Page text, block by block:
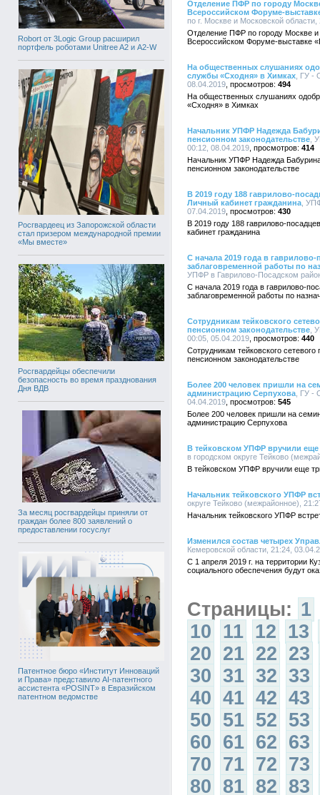
Robort от 3Logic Group расширил
портфель роботами Unitree A2 и A2-W
Росгвардеец из Запорожской области
стал призером международной премии
«Мы вместе»
Росгвардейцы обеспечили
безопасность во время празднования
Дня ВДВ
За месяц росгвардейцы приняли от
граждан более 800 заявлений о
предоставлении госуслуг
Патентное бюро «Институт Инноваций
и Права» представило AI-патентного
ассистента «POSINT» в Евразийском
патентном ведомстве
Отделение ПФР по городу
Всероссийском Форуме-
по г. Москве и Московской области,
Отделение ПФР по городу Москве
Всероссийском Форуме-выставке
На общественных слушаниях
службы «Сходня» в Химках , ГУ -
08.04.2019
494
На общественных слушаниях
«Сходня» в Химках
Начальник УПФР Надежда
пенсионном законодательстве ,
00:12, 08.04.2019
414
Начальник УПФР Надежда
пенсионном законодательстве
В 2019 году 188 гаврилово-
Личный кабинет гражданина ,
07.04.2019
430
В 2019 году 188 гаврилово-
кабинет гражданина
С начала 2019 года в
заблаговременной работы по
УПФР в Гаврилово-Посадском
С начала 2019 года в гаврилово-
заблаговременной работы по
Сотрудникам тейковского
пенсионном законодательстве ,
00:05, 05.04.2019
440
Сотрудникам тейковского
пенсионном законодательстве
Более 200 человек пришли на
администрацию Серпухова , ГУ -
04.04.2019
545
Более 200 человек пришли на
администрацию Серпухова
В тейковском УПФР вручили еще
в городском округе Тейково
В тейковском УПФР вручили еще
Начальник тейковского УПФР
округе Тейково (межрайонное),
Начальник тейковского УПФР
Изменился состав четырех
Кемеровской области, 21:24,
С 1 апреля 2019 г. на территории
социального обеспечения будут
Страницы: 1
10 11 12 13
20 21 22 23
30 31 32 33
40 41 42 43
50 51 52 53
60 61 62 63
70 71 72 73
80 81 82 83